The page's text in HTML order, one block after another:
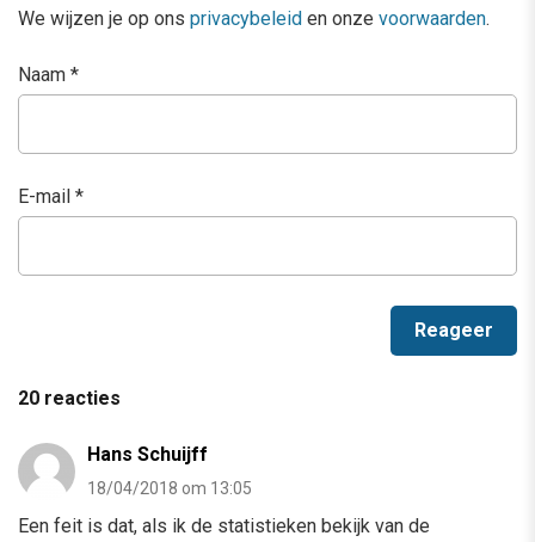
We wijzen je op ons privacybeleid en onze voorwaarden.
Naam *
E-mail *
20 reacties
Hans Schuijff
18/04/2018 om 13:05
Een feit is dat, als ik de statistieken bekijk van de